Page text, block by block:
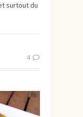
surtout du
4